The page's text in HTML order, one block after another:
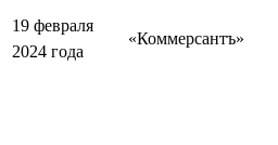
19 февраля
2024 года
«Коммерсантъ»